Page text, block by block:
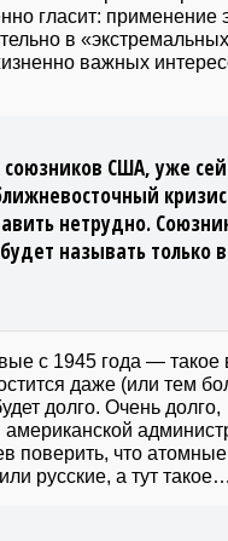
гласит: применение
в «экстремальных
важных
США, уже
нетрудно.
называть только в
с 1945 года — такое
даже (или тем
долго. Очень долго,
поверить, что атомные
русские, а тут